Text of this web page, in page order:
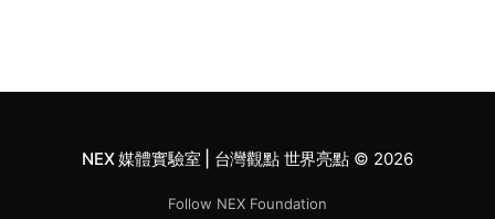
NEX 媒體實驗室 | 台灣觀點 世界亮點© 2026
Follow NEX Foundation